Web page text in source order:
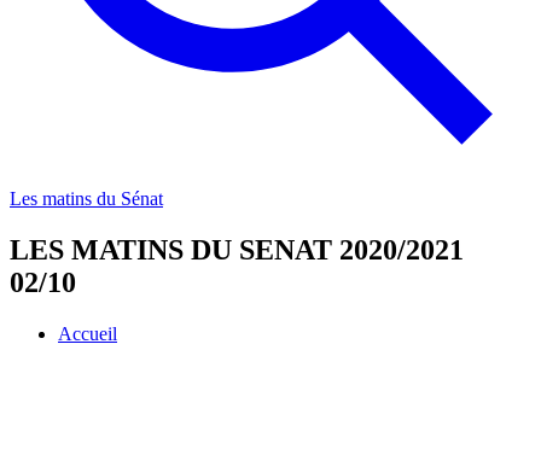
Les matins du Sénat
LES MATINS DU SENAT 2020/2021
02/10
Accueil